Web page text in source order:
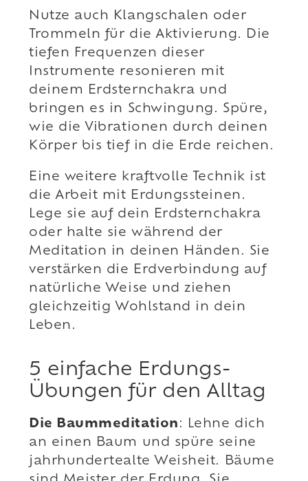
Nutze auch Klangschalen oder
Trommeln für die Aktivierung. Die
tiefen Frequenzen dieser
Instrumente resonieren mit
deinem Erdsternchakra und
bringen es in Schwingung. Spüre,
wie die Vibrationen durch deinen
Körper bis tief in die Erde reichen.
Eine weitere kraftvolle Technik ist
die Arbeit mit Erdungssteinen.
Lege sie auf dein Erdsternchakra
oder halte sie während der
Meditation in deinen Händen. Sie
verstärken die Erdverbindung auf
natürliche Weise und ziehen
gleichzeitig Wohlstand in dein
Leben.
5 einfache Erdungs-
Übungen für den Alltag
Die Baummeditation : Lehne dich
an einen Baum und spüre seine
jahrhundertealte Weisheit. Bäume